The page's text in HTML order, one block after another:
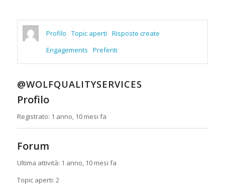
Profilo Topic aperti
Risposte create
Engagements
Preferiti
@WOLFQUALITYSERVICES
Profilo
Registrato: 1 anno, 10 mesi fa
Forum
Ultima attività: 1 anno, 10 mesi fa
Topic aperti: 2